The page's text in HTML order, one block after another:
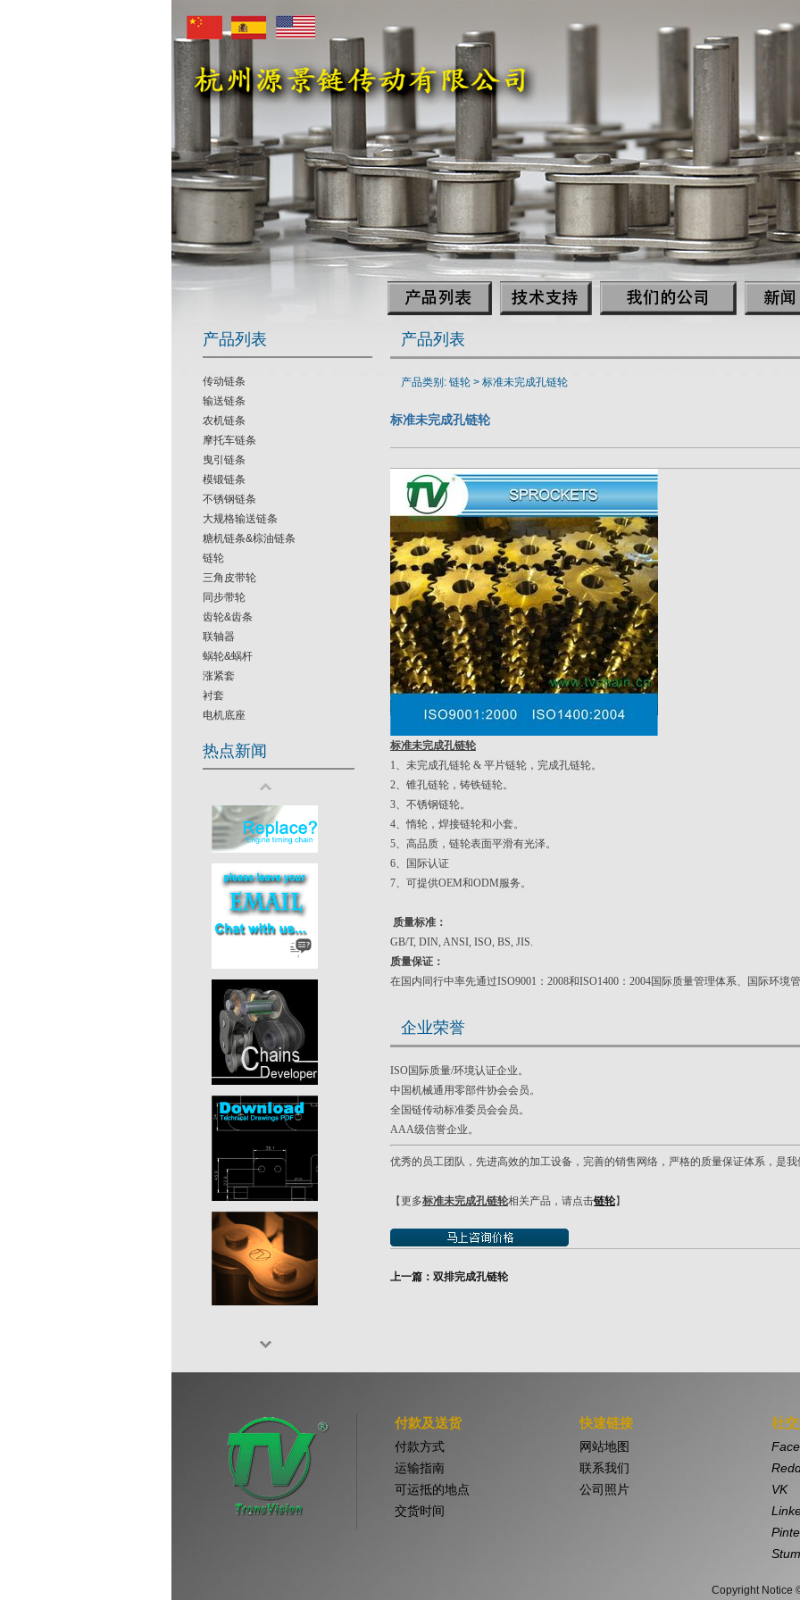
产品列表
传动链条
输送链条
农机链条
摩托车链条
曳引链条
模锻链条
不锈钢链条
大规格输送链条
糖机链条&棕油链条
链轮
三角皮带轮
同步带轮
齿轮&齿条
联轴器
蜗轮&蜗杆
涨紧套
衬套
电机底座
热点新闻
产品列表
产品类别: 链轮 > 标准未完成孔链轮
标准未完成孔链轮
标准未完成孔链轮
1、未完成孔链轮 & 平片链轮，完成孔链轮。
2、锥孔链轮，铸铁链轮。
3、不锈钢链轮。
4、惰轮，焊接链轮和小套。
5、高品质，链轮表面平滑有光泽。
6、国际认证
7、可提供OEM和ODM服务。
质量标准：
GB/T, DIN, ANSI, ISO, BS, JIS.
质量保证：
在国内同行中率先通过ISO9001：2008和ISO1400：2004国际质量管理体系、国际环境
企业荣誉
ISO国际质量/环境认证企业。
中国机械通用零部件协会会员。
全国链传动标准委员会会员。
AAA级信誉企业。
优秀的员工团队，先进高效的加工设备，完善的销售网络，严格的质量保证体系，是我
【更多标准未完成孔链轮相关产品，请点击链轮】
上一篇：双排完成孔链轮
付款及送货
付款方式
运输指南
可运抵的地点
交货时间
快速链接
网站地图
联系我们
公司照片
社
VK
Copyright Notice